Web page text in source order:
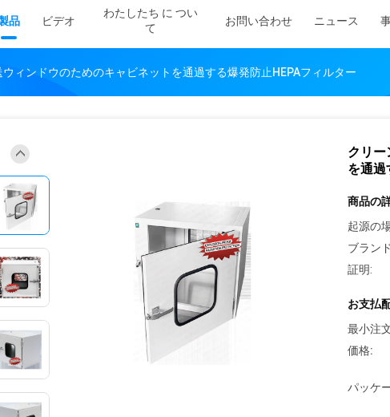
品 ビデオ
わたしたち に つい
て
お問い合わせ ニュース
ィンドウのためのキャビネットを通過する爆発防止HEPAフィルター
クリー
を通過
商品の
起源の
ブラン
証明:
お支払
最小注
価格:
パッケ